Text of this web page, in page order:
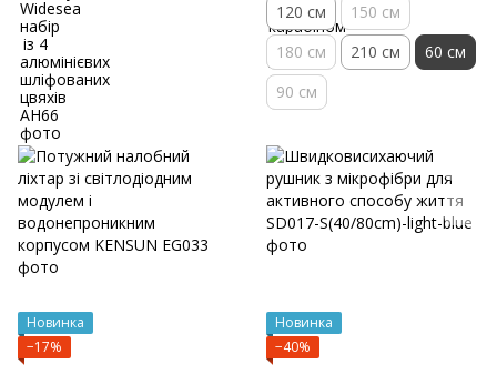
120 см
150 см
180 см
210 см
60 cм
90 см
Новинка
−17%
Новинка
−40%